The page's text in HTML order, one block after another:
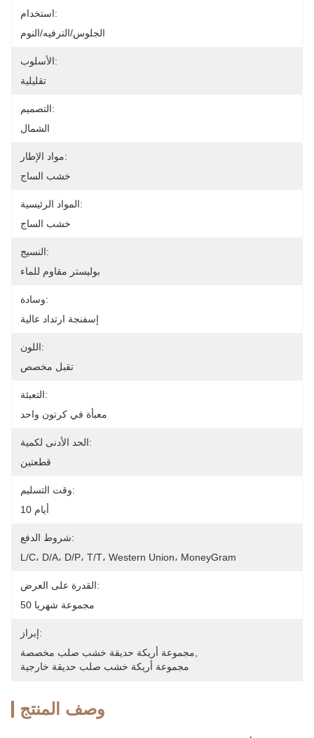
استخدام:
الجلوس/الترفيه/النوم
الأسلوب:
تقليلية
التصميم:
الشمال
مواد الإطار:
خشب الساج
المواد الرئيسية:
خشب الساج
النسيج:
بوليستر مقاوم للماء
وسادة:
إسفنجة ارتداد عالية
اللون:
تقبل مخصص
التعبئة:
معبأة في كرتون واحد
الحد الأدنى لكمية:
قطعتين
وقت التسليم:
10 أيام
شروط الدفع:
L/C، D/A، D/P، T/T، Western Union، MoneyGram
القدرة على العرض:
50 مجموعة شهريا
إبراز:
مجموعة أريكة حديقة خشب صلب مخصصة
مجموعة أريكة خشب صلب حديقة خارجية
وصف المنتج